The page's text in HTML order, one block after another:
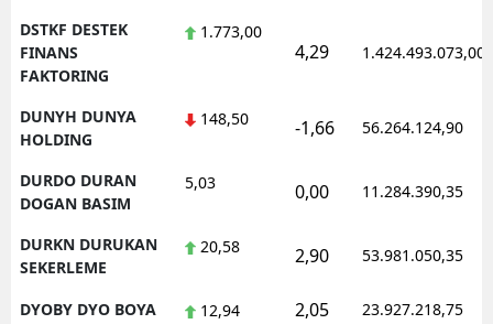
DSTKF DESTEK
FINANS
FAKTORING
1.773,00
4,29 1.424.493.073,00
DUNYH DUNYA
HOLDING
148,50 -1,66 56.264.124,90
DURDO DURAN
DOGAN BASIM
5,03 0,00 11.284.390,35
DURKN DURUKAN
SEKERLEME
20,58 2,90 53.981.050,35
DYOBY DYO BOYA 12,94 2,05 23.927.218,75